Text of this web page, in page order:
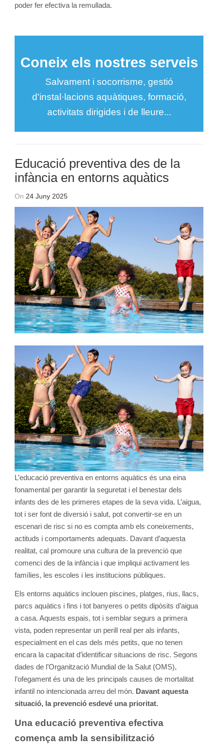
poder fer efectiva la remullada.
Coneix els nostres serveis
Salvament i socorrisme, gestió
d'instal·lacions aquàtiques, formació,
activitats dirigides i de lleure...
Educació preventiva des de la
infància en entorns aquàtics
On 24 Juny 2025
L’educació preventiva en entorns aquàtics és una eina
fonamental per garantir la seguretat i el benestar dels
infants des de les primeres etapes de la seva vida. L’aigua,
tot i ser font de diversió i salut, pot convertir-se en un
escenari de risc si no es compta amb els coneixements,
actituds i comportaments adequats. Davant d’aquesta
realitat, cal promoure una cultura de la prevenció que
comenci des de la infància i que impliqui activament les
famílies, les escoles i les institucions públiques.
Els entorns aquàtics inclouen piscines, platges, rius, llacs,
parcs aquàtics i fins i tot banyeres o petits dipòsits d’aigua
a casa. Aquests espais, tot i semblar segurs a primera
vista, poden representar un perill real per als infants,
especialment en el cas dels més petits, que no tenen
encara la capacitat d’identificar situacions de risc. Segons
dades de l’Organització Mundial de la Salut (OMS),
l’ofegament és una de les principals causes de mortalitat
infantil no intencionada arreu del món. Davant aquesta
situació, la prevenció esdevé una prioritat.
Una educació preventiva efectiva
comença amb la sensibilització